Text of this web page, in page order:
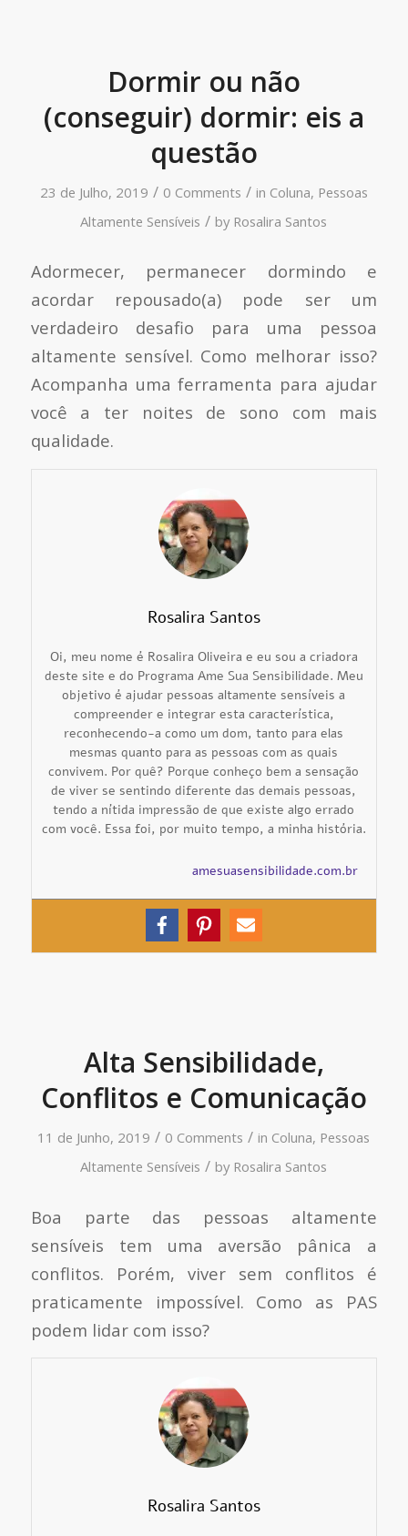
Dormir ou não
(conseguir) dormir: eis a
questão
23 de Julho, 2019 / 0 Comments / in Coluna, Pessoas
Altamente Sensíveis / by Rosalira Santos
Adormecer, permanecer dormindo e
acordar repousado(a) pode ser um
verdadeiro desafio para uma pessoa
altamente sensível. Como melhorar isso?
Acompanha uma ferramenta para ajudar
você a ter noites de sono com mais
qualidade.
Rosalira Santos
Oi, meu nome é Rosalira Oliveira e eu sou a criadora
deste site e do Programa Ame Sua Sensibilidade. Meu
objetivo é ajudar pessoas altamente sensíveis a
compreender e integrar esta característica,
reconhecendo-a como um dom, tanto para elas
mesmas quanto para as pessoas com as quais
convivem. Por quê? Porque conheço bem a sensação
de viver se sentindo diferente das demais pessoas,
tendo a nítida impressão de que existe algo errado
com você. Essa foi, por muito tempo, a minha história.
amesuasensibilidade.com.br
Alta Sensibilidade,
Conflitos e Comunicação
11 de Junho, 2019 / 0 Comments / in Coluna, Pessoas
Altamente Sensíveis / by Rosalira Santos
Boa parte das pessoas altamente
sensíveis tem uma aversão pânica a
conflitos. Porém, viver sem conflitos é
praticamente impossível. Como as PAS
podem lidar com isso?
Rosalira Santos